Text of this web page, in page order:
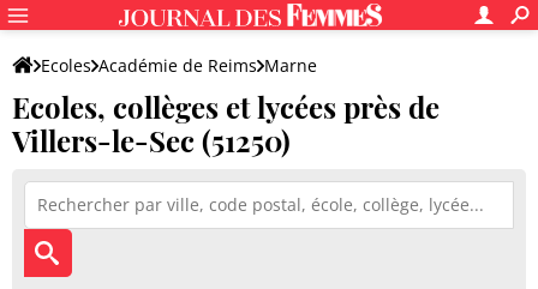
Ecoles Académie de Reims Marne
Ecoles, collèges et lycées près de
Villers-le-Sec (51250)